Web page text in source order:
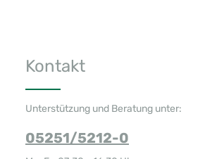
Kontakt
Unterstützung und Beratung unter:
05251/5212-0